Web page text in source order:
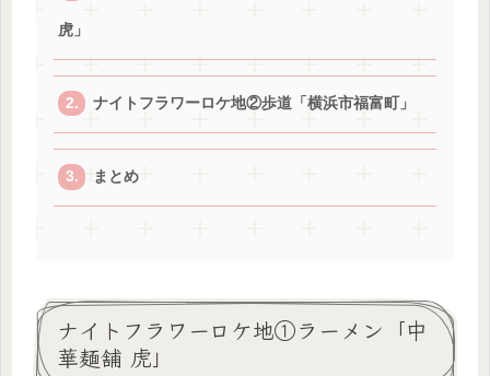
虎」
ナイトフラワーロケ地②歩道「横浜市福富町」
まとめ
ナイトフラワーロケ地①ラーメン「中
華麺舗 虎」